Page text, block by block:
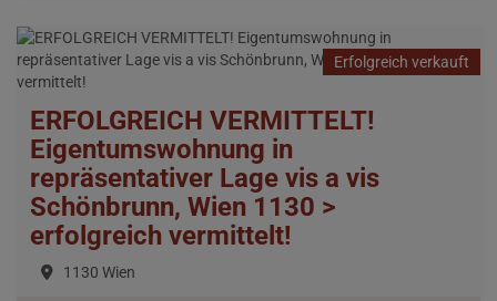
Erfolgreich verkauft
ERFOLGREICH VERMITTELT!
Eigentumswohnung in
repräsentativer Lage vis a vis
Schönbrunn, Wien 1130 >
erfolgreich vermittelt!
1130 Wien